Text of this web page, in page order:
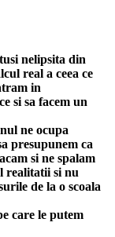
nelipsita din
real a ceea ce
in
si sa facem un
ne ocupa
presupunem ca
si ne spalam
realitatii si nu
de la o scoala
care le putem